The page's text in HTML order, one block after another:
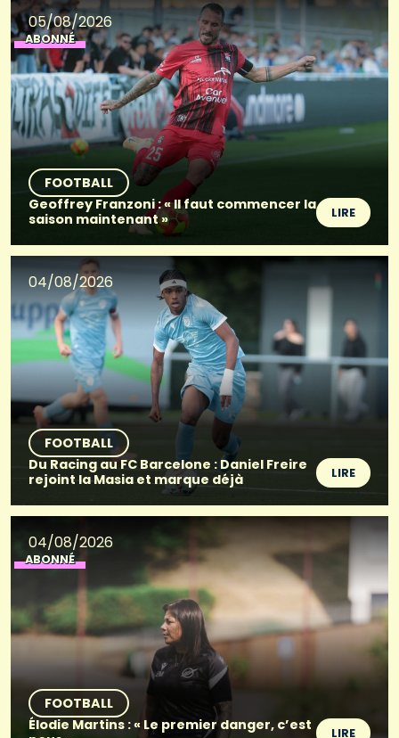
05/08/2026
ABONNÉ
FOOTBALL
Geoffrey Franzoni : « Il faut commencer la
saison maintenant »
LIRE
04/08/2026
FOOTBALL
Du Racing au FC Barcelone : Daniel Freire
rejoint la Masia et marque déjà
LIRE
04/08/2026
ABONNÉ
FOOTBALL
Élodie Martins : « Le premier danger, c’est
LIRE